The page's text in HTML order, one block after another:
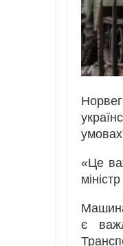
«Це
є